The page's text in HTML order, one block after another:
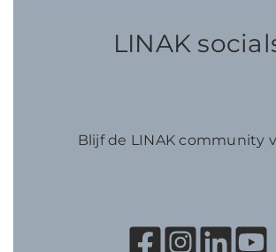
LINAK
Blijf de LINAK community